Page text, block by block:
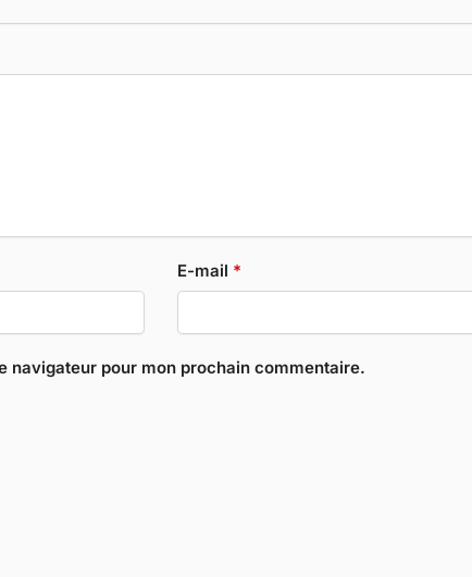
E-mail *
navigateur pour mon prochain commentaire.